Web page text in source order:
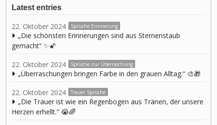
Latest entries
22. Oktober 2024 Sprüche Erinnerung
„Die schönsten Erinnerungen sind aus Sternenstaub
gemacht“ ✨🌠
22. Oktober 2024 Sprüche zur Überraschung
„Überraschungen bringen Farbe in den grauen Alltag.“ 🎨🎁
22. Oktober 2024 Trauer Sprüche
„Die Trauer ist wie ein Regenbogen aus Tränen, der unsere
Herzen erhellt.“ 😭🌈